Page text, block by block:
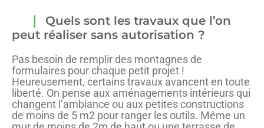
Quels sont les travaux que l’on
peut réaliser sans autorisation ?
Pas besoin de remplir des montagnes de
formulaires pour chaque petit projet !
Heureusement, certains travaux avancent en toute
liberté. On pense aux aménagements intérieurs qui
changent l’ambiance ou aux petites constructions
de moins de 5 m2 pour ranger les outils. Même un